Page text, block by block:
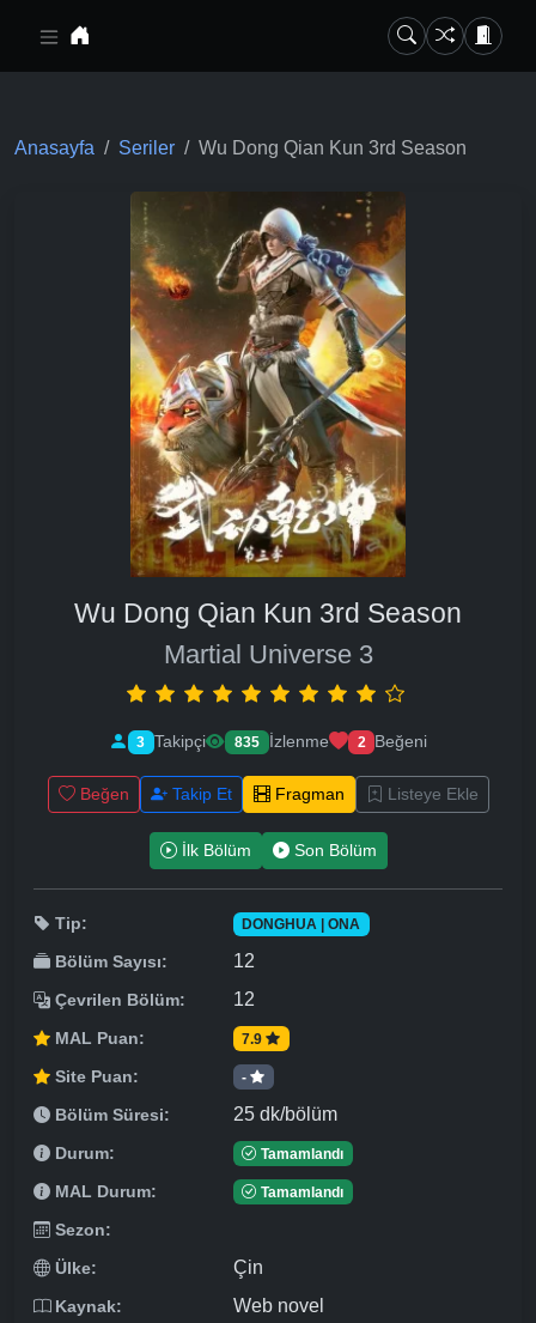
Anasayfa Seriler Wu Dong Qian Kun 3rd Season
Wu Dong Qian Kun 3rd Season
Martial Universe 3
3 Takipçi 835 İzlenme 2 Beğeni
Beğen Takip Et Fragman Listeye Ekle
İlk Bölüm Son Bölüm
Tip: DONGHUA | ONA
Bölüm Sayısı: 12
Çevrilen Bölüm: 12
MAL Puan: 7.9
Site Puan: -
Bölüm Süresi: 25 dk/bölüm
Durum: Tamamlandı
MAL Durum: Tamamlandı
Sezon:
Ülke:
Çin
Kaynak: Web novel